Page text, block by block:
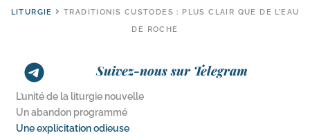
LITURGIE
TRADITIONIS CUSTODES : PLUS CLAIR QUE DE L’EAU
DE ROCHE
Suivez-nous sur Telegram
L’unité de la liturgie nouvelle
Un abandon programmé
Une explicitation odieuse